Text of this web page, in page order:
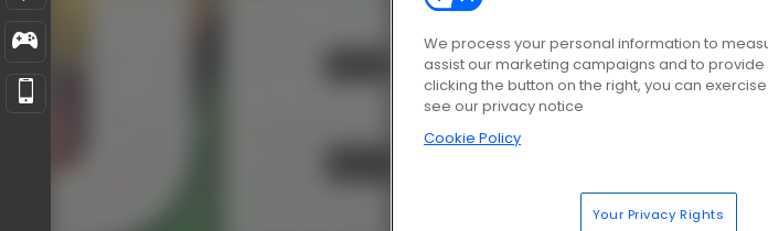
We process your personal information to
assist our marketing campaigns and to
clicking the button on the right, you can
see our privacy notice
Cookie Policy
Your Privacy Rights